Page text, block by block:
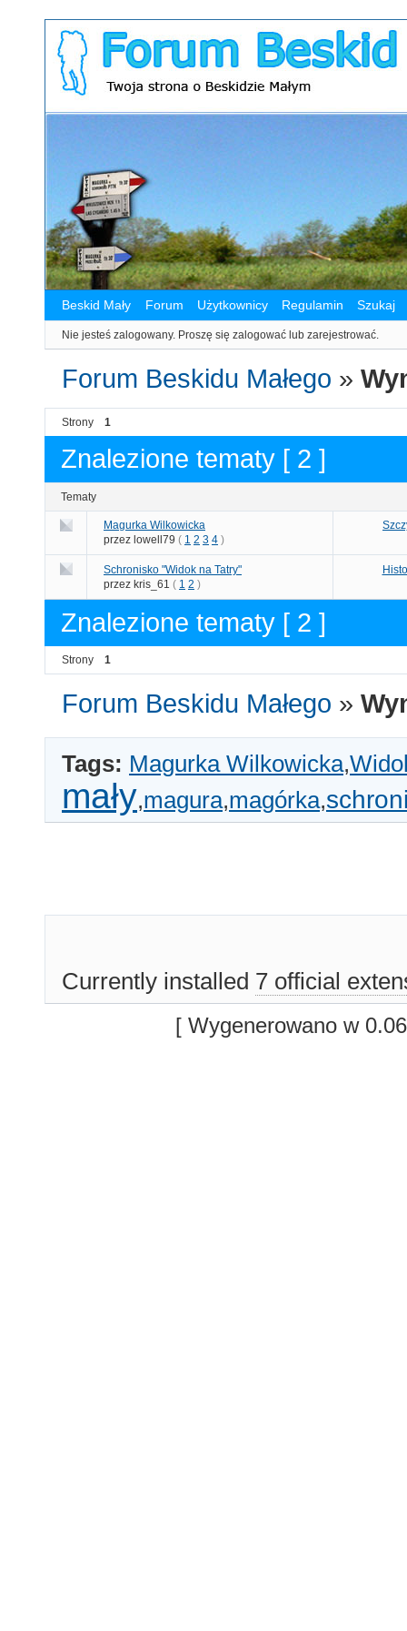
Beskid Mały Forum Użytkownicy Regulamin Szukaj
Nie jesteś zalogowany. Proszę się zalogować lub zarejestrować.
Forum Beskidu Małego »
Strony 1
Znalezione tematy [ 2 ]
Tematy
Magurka Wilkowicka
przez lowell79 ( 1 2 3 4 )
Schronisko "Widok na Tatry"
przez kris_61 ( 1 2 )
Znalezione tematy [ 2 ]
Strony 1
Forum Beskidu Małego »
Tags: Magurka Wilkowicka,
mały,magura,magórka,
Currently installed 7 official
[ Wygenerowano w